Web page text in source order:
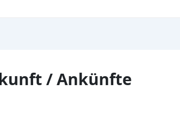
/ Ankünfte